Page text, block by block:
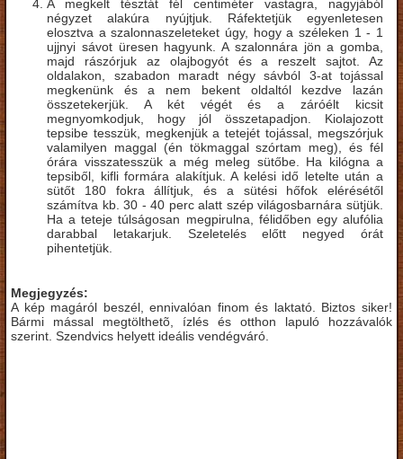
A megkelt tésztát fél centiméter vastagra, nagyjából
négyzet alakúra nyújtjuk. Ráfektetjük egyenletesen
elosztva a szalonnaszeleteket úgy, hogy a széleken 1 - 1
ujjnyi sávot üresen hagyunk. A szalonnára jön a gomba,
majd rászórjuk az olajbogyót és a reszelt sajtot. Az
oldalakon, szabadon maradt négy sávból 3-at tojással
megkenünk és a nem bekent oldaltól kezdve lazán
összetekerjük. A két végét és a záróélt kicsit
megnyomkodjuk, hogy jól összetapadjon. Kiolajozott
tepsibe tesszük, megkenjük a tetejét tojással, megszórjuk
valamilyen maggal (én tökmaggal szórtam meg), és fél
órára visszatesszük a még meleg sütőbe. Ha kilógna a
tepsiből, kifli formára alakítjuk. A kelési idő letelte után a
sütőt 180 fokra állítjuk, és a sütési hőfok elérésétől
számítva kb. 30 - 40 perc alatt szép világosbarnára sütjük.
Ha a teteje túlságosan megpirulna, félidőben egy alufólia
darabbal letakarjuk. Szeletelés előtt negyed órát
pihentetjük.
Megjegyzés:
A kép magáról beszél, ennivalóan finom és laktató. Biztos siker!
Bármi mással megtölthetõ, ízlés és otthon lapuló hozzávalók
szerint. Szendvics helyett ideális vendégváró.